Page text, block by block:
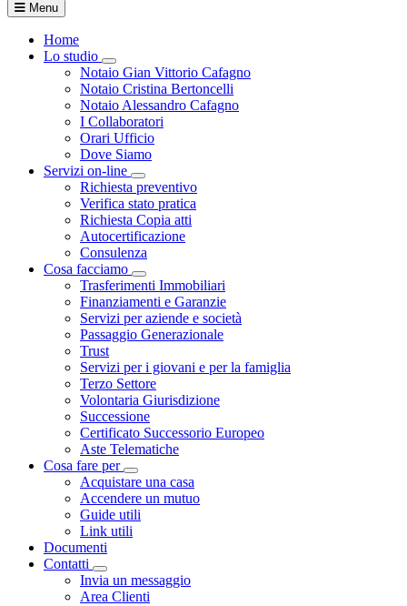
Menu
Home
Lo studio
Visualizza menù di secondo livello
Notaio Gian Vittorio Cafagno
Notaio Cristina Bertoncelli
Notaio Alessandro Cafagno
I Collaboratori
Orari Ufficio
Dove Siamo
Servizi on-line
Visualizza menù di secondo livello
Richiesta preventivo
Verifica stato pratica
Richiesta Copia atti
Autocertificazione
Consulenza
Cosa facciamo
Visualizza menù di secondo livello
Trasferimenti Immobiliari
Finanziamenti e Garanzie
Servizi per aziende e società
Passaggio Generazionale
Trust
Servizi per i giovani e per la famiglia
Terzo Settore
Volontaria Giurisdizione
Successione
Certificato Successorio Europeo
Aste Telematiche
Cosa fare per
Visualizza menù di secondo livello
Acquistare una casa
Accendere un mutuo
Guide utili
Link utili
Documenti
Contatti
Visualizza menù di secondo livello
Invia un messaggio
Area Clienti